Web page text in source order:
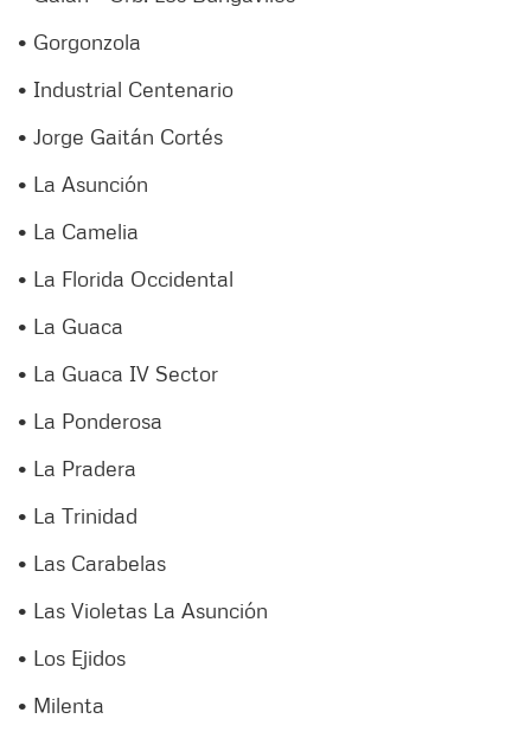
• Gorgonzola
• Industrial Centenario
• Jorge Gaitán Cortés
• La Asunción
• La Camelia
• La Florida Occidental
• La Guaca
• La Guaca IV Sector
• La Ponderosa
• La Pradera
• La Trinidad
• Las Carabelas
• Las Violetas La Asunción
• Los Ejidos
• Milenta